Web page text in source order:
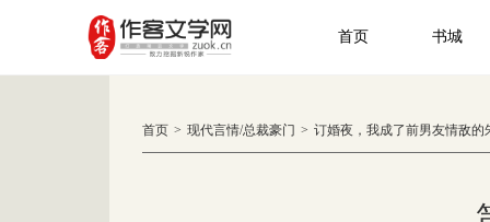
首页 书城
首页 > 现代言情/总裁豪门 > 订婚夜，我成了前男友情敌的